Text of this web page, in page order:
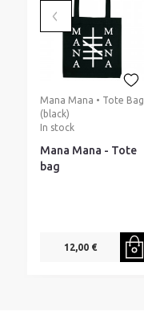
Mana Mana • Tote Bag
(black)
In stock
Mana Mana - Tote
bag
12,00 €